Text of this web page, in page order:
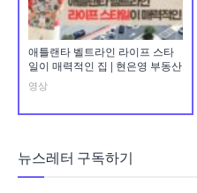
애틀랜타 벨트라인 라이프 스타
일이 매력적인 집 | 현은영 부동산
영상
뉴스레터 구독하기